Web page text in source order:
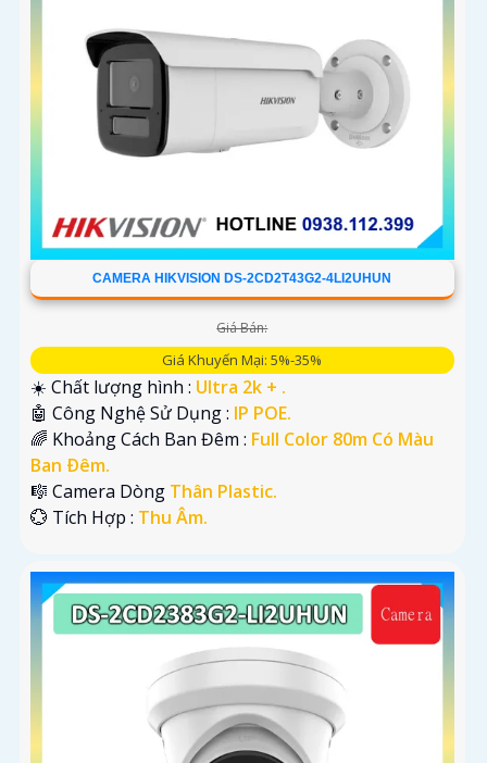
CAMERA HIKVISION DS-2CD2T43G2-4LI2UHUN
Giá Bán:
Giá Khuyến Mại: 5%-35%
☀️ Chất lượng hình : Ultra 2k + .
🤖️ Công Nghệ Sử Dụng : IP POE.
🌈 Khoảng Cách Ban Đêm : Full Color 80m Có Màu
Ban Ðêm.
🎼️ Camera Dòng Thân Plastic.
️💮 Tích Hợp : Thu Âm.